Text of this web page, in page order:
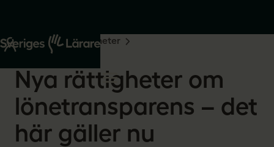
Start Om oss
Nyheter
2026-06-17
Nya rättigheter om
lönetransparens – det
här gäller nu